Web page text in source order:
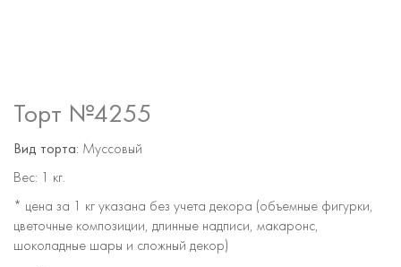
Торт №4255
Вид торта: Муссовый
Вес:
1 кг.
* цена за 1 кг указана без учета декора (объемные фигурки,
цветочные композиции, длинные надписи, макаронс,
шоколадные шары и сложный декор)